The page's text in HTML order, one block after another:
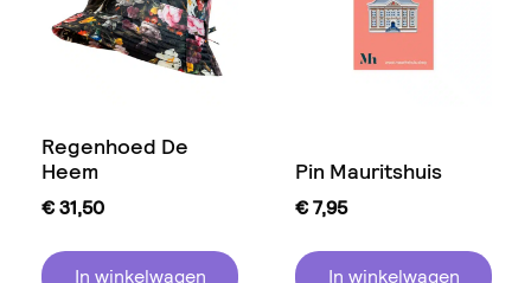
Regenhoed De
Heem
€31,50
In winkelwagen
Pin Mauritshuis
€7,95
In winkelwagen